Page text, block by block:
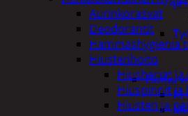
Aurinkorasvat
Deodorantit
Hammashygienia
Hiustenhoito
Hiusharjat
Hiuspinnit ja
Hiusten ja